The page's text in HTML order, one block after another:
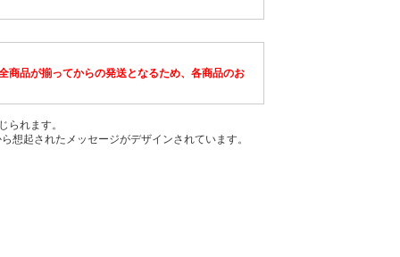
品が揃ってからの発送となるため、各商品のお
られます。
想起されたメッセージがデザインされています。